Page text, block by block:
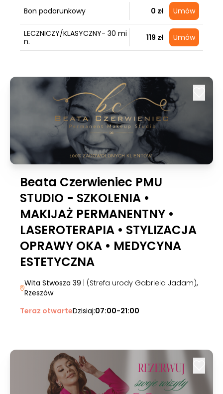
Bon podarunkowy 0 zł Umów
LECZNICZY/KLASYCZNY- 30 mi
n.
119 zł Umów
Beata Czerwieniec PMU
STUDIO - SZKOLENIA •
MAKIJAŻ PERMANENTNY •
LASEROTERAPIA • STYLIZACJA
OPRAWY OKA • MEDYCYNA
ESTETYCZNA
Wita Stwosza 39 | (Strefa urody Gabriela Jadam),
Rzeszów
Teraz otwarteDzisiaj:07:00-21:00